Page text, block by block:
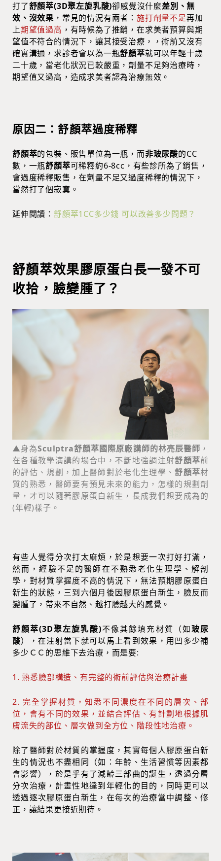
打了舒顏萃(3D聚左旋乳酸)卻感覺沒什麼差別、無
效、沒效果 ，常見的情況有兩者：施打劑量不足再加
上期望值過高 ，有時候為了推銷，在求美者預算與期
望值不符合的情況下，讓其接受治療，，術前又沒有
確實溝通，求診者會以為一瓶舒顏萃就可以年輕十歲
二十歲，當老化狀況已較嚴重，劑量不足夠治療時，
期望值又過高，造成求美者認為治療無效。
原因二：舒顏萃過度稀釋
舒顏萃的包裝、販售單位為一瓶，而非玻尿酸的CC
數，一瓶舒顏萃可稀釋約6-8cc，有些診所為了銷售，
會過度稀釋販售，在劑量不足又過度稀釋的情況下，
當然打了個寂寞。
延伸閱讀： 舒顏萃1CC多少錢 可以改善多少問題？
舒顏萃效果膠原蛋白長一發不可
收拾，臉變腫了？
▲身為Sculptra舒顏萃國際原廠講師的林亮辰醫師 ，
在各種教學演講的場合中，不斷地強調注射舒顏萃前
的評估、規劃，加上醫師對於老化生理學、舒顏萃材
質的熟悉，醫師要有預見未來的能力，怎樣的規劃劑
量，才可以隨著膠原蛋白新生，長成我們想要成為的
(年輕)樣子。
有些人覺得分次打太麻煩，於是想要一次打好打滿，
然而，經驗不足的醫師在不熟悉老化生理學、解剖
學，對材質掌握度不高的情況下，無法預期膠原蛋白
新生的狀態，三到六個月後因膠原蛋白新生，臉反而
變腫了，帶來不自然、越打臉越大的感覺。
舒顏萃(3D聚左旋乳酸)不像其餘填充材質（如玻尿
酸），在注射當下就可以馬上看到效果，用凹多少補
多少ＣＣ的思維下去治療，而是要:
1. 熟悉臉部構造、有完整的術前評估與治療計畫
2. 完全掌握材質，知悉不同濃度在不同的層次、部
位，會有不同的效果，並結合評估、有計劃地根據肌
膚流失的部位、層次做到全方位、階段性地治療。
除了醫師對於材質的掌握度，其實每個人膠原蛋白新
生的情況也不盡相同（如：年齡、生活習慣等因素都
會影響），於是乎有了減齡三部曲的誕生，透過分層
分次治療，計畫性地達到年輕化的目的，同時更可以
透過逐次膠原蛋白新生，在每次的治療當中調整、修
正，讓結果更接近期待。